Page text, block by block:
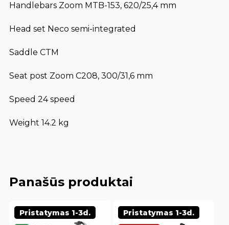
Handlebars Zoom MTB-153, 620/25,4 mm
Head set Neco semi-integrated
Saddle CTM
Seat post Zoom C208, 300/31,6 mm
Speed 24 speed
Weight 14.2 kg
Panašūs produktai
Pristatymas 1-3d.
Pristatymas 1-3d.